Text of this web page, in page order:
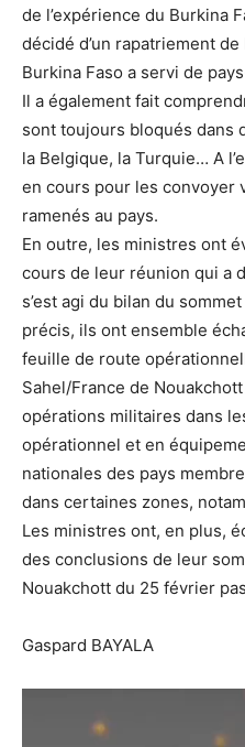
de l’expérience du Burkina
décidé d’un rapatriement
Burkina Faso a servi de
Il a également fait
sont toujours bloqués dans
la Belgique, la Turquie… A
en cours pour les convoyer
ramenés au pays.
En outre, les ministres ont
cours de leur réunion qui a
s’est agi du bilan du
précis, ils ont ensemble
feuille de route
Sahel/France de
opérations militaires dans
opérationnel et en
nationales des pays
dans certaines zones,
Les ministres ont, en plus,
des conclusions de leur
Nouakchott du 25 février
Gaspard BAYALA